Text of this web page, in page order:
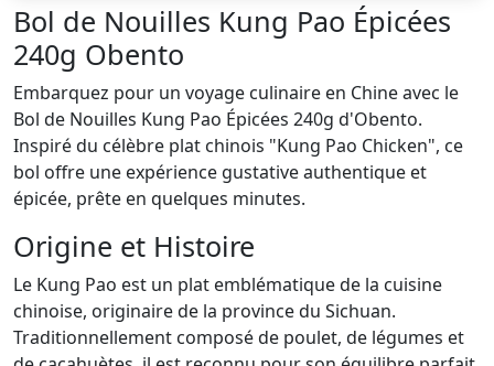
Bol de Nouilles Kung Pao Épicées
240g Obento
Embarquez pour un voyage culinaire en Chine avec le
Bol de Nouilles Kung Pao Épicées 240g d'Obento.
Inspiré du célèbre plat chinois "Kung Pao Chicken", ce
bol offre une expérience gustative authentique et
épicée, prête en quelques minutes.
Origine et Histoire
Le Kung Pao est un plat emblématique de la cuisine
chinoise, originaire de la province du Sichuan.
Traditionnellement composé de poulet, de légumes et